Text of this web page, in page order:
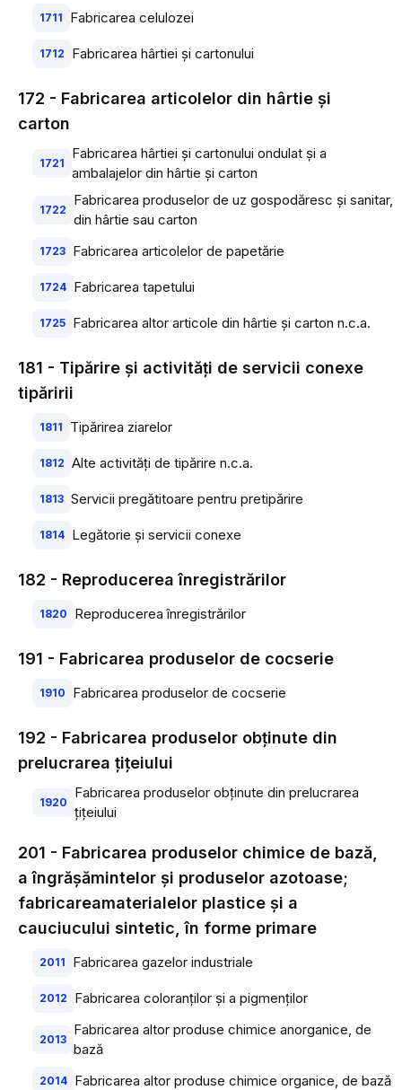
1711 Fabricarea celulozei
1712 Fabricarea hârtiei şi cartonului
172 - Fabricarea articolelor din hârtie şi
carton
1721
Fabricarea hârtiei şi cartonului ondulat şi a
ambalajelor din hârtie şi carton
1722
Fabricarea produselor de uz gospodăresc şi sanitar,
din hârtie sau carton
1723 Fabricarea articolelor de papetărie
1724 Fabricarea tapetului
1725 Fabricarea altor articole din hârtie şi carton n.c.a.
181 - Tipărire şi activităţi de servicii conexe
tipăririi
1811 Tipărirea ziarelor
1812 Alte activităţi de tipărire n.c.a.
1813 Servicii pregătitoare pentru pretipărire
1814 Legătorie şi servicii conexe
182 - Reproducerea înregistrărilor
1820 Reproducerea înregistrărilor
191 - Fabricarea produselor de cocserie
1910 Fabricarea produselor de cocserie
192 - Fabricarea produselor obţinute din
prelucrarea ţiţeiului
1920
Fabricarea produselor obţinute din prelucrarea
ţiţeiului
201 - Fabricarea produselor chimice de bază,
a îngrăşămintelor şi produselor azotoase;
fabricareamaterialelor plastice şi a
cauciucului sintetic, în forme primare
2011 Fabricarea gazelor industriale
2012 Fabricarea coloranţilor şi a pigmenţilor
2013
Fabricarea altor produse chimice anorganice, de
bază
2014 Fabricarea altor produse chimice organice, de bază